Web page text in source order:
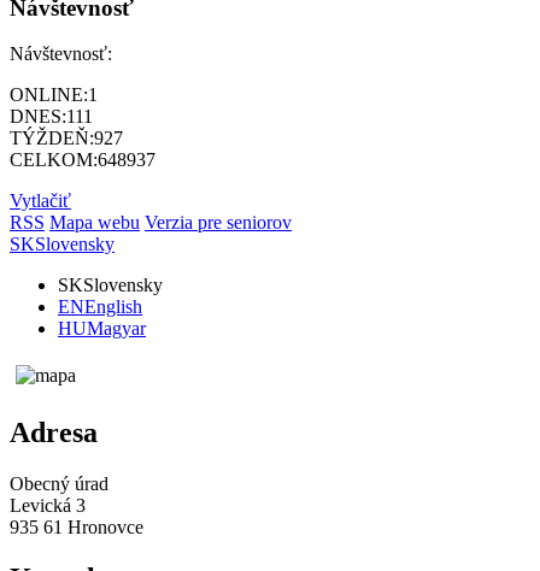
Návštevnosť
Návštevnosť:
ONLINE:1
DNES:111
TÝŽDEŇ:927
CELKOM:648937
Vytlačiť
RSS Mapa webu Verzia pre seniorov
SKSlovensky
SKSlovensky
ENEnglish
HUMagyar
Adresa
Obecný úrad
Levická 3
935 61 Hronovce